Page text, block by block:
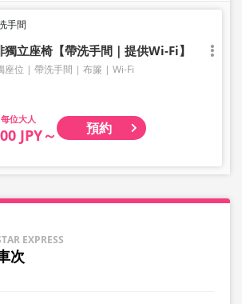
手間
獨立座椅【帶洗手間｜提供Wi-Fi】
座位 帶洗手間 布簾 Wi-Fi
大人
JPY～ 預約
EXPRESS
次